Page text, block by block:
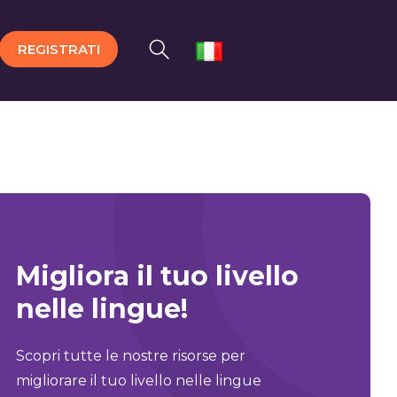
REGISTRATI
Migliora il tuo livello
nelle lingue!
Scopri tutte le nostre risorse per
migliorare il tuo livello nelle lingue